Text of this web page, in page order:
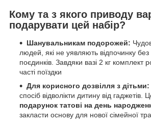
Кому та з якого приводу
подарувати цей набір?
Шанувальникам подорожей:
людей, які не уявляють відпочинку без
поєдинків. Завдяки вазі 2 кг комплект
часті поїздки
Для корисного дозвілля з дітьми:
спосіб відволікти дитину від гаджетів.
подарунок татові на день
закласти основу для нової сімейної